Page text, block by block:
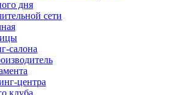
дня
сети
салона
центра
клуба